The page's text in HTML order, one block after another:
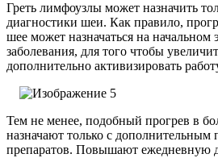
Греть лимфоузлы может назначить
диагностики шеи. Как правило,
шее может назначаться на начальном
заболевания, для того чтобы
дополнительно активизировать
Тем не менее, подобный прогрев в
назначают только с
препаратов. Повышают ежедневную